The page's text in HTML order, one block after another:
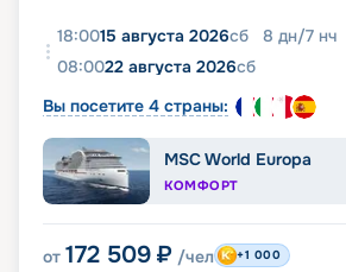
18:0015 августа 2026сб 8 дн/7 нч
08:0022 августа 2026сб
Вы посетите 4 страны:
MSC World Europa
КОМФОРТ
от 172 509 ₽ /чел +1 000